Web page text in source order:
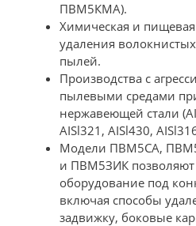
ПВМ5КМА).
Химическая и
удаления
пылей.
Производства с
пылевыми средами
нержавеющей стали
AISl321, AISl430,
Модели ПВМ5СА,
и ПВМ5ЗИК позволяют
оборудование под
включая способы
задвижку, боковые